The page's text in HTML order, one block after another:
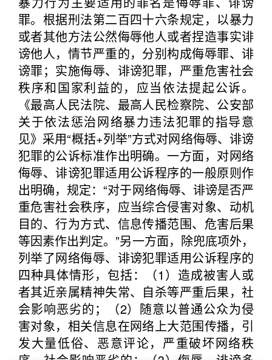
罪。根据刑法第二百四十六条规定，以暴力
或者其他方法公然侮辱他人或者捏造事实诽
谤他人，情节严重的，分别构成侮辱罪、诽
谤罪；实施侮辱、诽谤犯罪，严重危害社会
秩序和国家利益的，应当依法提起公诉。
《最高人民法院、最高人民检察院、公安部
关于依法惩治网络暴力违法犯罪的指导意
见》采用“概括+列举”方式对网络侮辱、诽谤
犯罪的公诉标准作出明确。一方面，对网络
侮辱、诽谤犯罪适用公诉程序的一般原则作
出明确，规定：“对于网络侮辱、诽谤是否严
重危害社会秩序，应当综合侵害对象、动机
目的、行为方式、信息传播范围、危害后果
等因素作出判定。”另一方面，除兜底项外，
列举了网络侮辱、诽谤犯罪适用公诉程序的
四种具体情形，包括：（1）造成被害人或
者其近亲属精神失常、自杀等严重后果，社
会影响恶劣的；（2）随意以普通公众为侵
害对象，相关信息在网络上大范围传播，引
发大量低俗、恶意评论，严重破坏网络秩